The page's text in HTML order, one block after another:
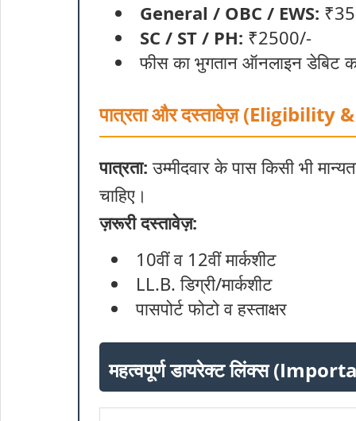
General / OBC / EWS:
SC / ST / PH: ₹2500/-
फीस का भुगतान ऑनलाइन डेबिट
पात्रता और दस्तावेज़ (Eligibility
पात्रता: उम्मीदवार के पास किसी भी
चाहिए।
ज़रूरी दस्तावेज़:
10वीं व 12वीं मार्कशीट
LL.B. डिग्री/मार्कशीट
पासपोर्ट फोटो व हस्ताक्षर
महत्वपूर्ण डायरेक्ट लिंक्स